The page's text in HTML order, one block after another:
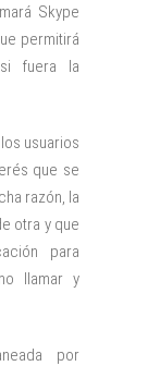
Skype
permitirá
fuera la
usuarios
que se
razón, la
otra y que
para
llamar y
por